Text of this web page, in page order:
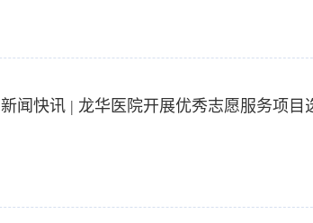
新闻快讯 | 龙华医院开展优秀志愿服务项目